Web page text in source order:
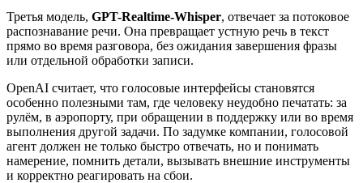
Третья модель, GPT-Realtime-Whisper, отвечает за потоковое
распознавание речи. Она превращает устную речь в текст
прямо во время разговора, без ожидания завершения фразы
или отдельной обработки записи.
OpenAI считает, что голосовые интерфейсы становятся
особенно полезными там, где человеку неудобно печатать: за
рулём, в аэропорту, при обращении в поддержку или во время
выполнения другой задачи. По задумке компании, голосовой
агент должен не только быстро отвечать, но и понимать
намерение, помнить детали, вызывать внешние инструменты
и корректно реагировать на сбои.